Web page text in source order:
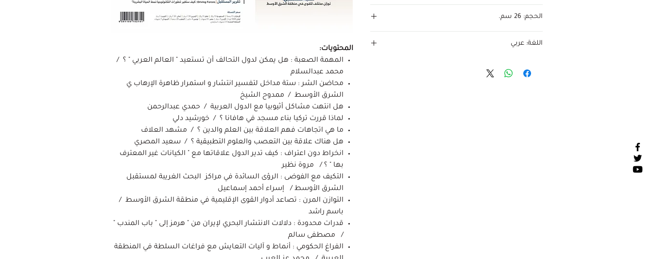
المحتويات:
المهمة الصعبة : هل يمكن لدول التحالف أن تستعيد " العالم العربي " ؟ /
محمد عبدالسلام
محاضن الشر : ستة مداخل لتفسير انتشار و استمرار ظاهرة الإرهاب ي
الشرق الأوسط / ممدوح الشيخ
هل انتهت مشاكل أثيوبيا مع الدول العربية / حمدي عبدالرحمن
لماذا قررت تركيا بناء مسجد في هافانا ؟ / خورشيد دلي
ما هي اتجاهات فهم العلاقة بين العلم والدين ؟ / مشهد العلاف
هل هناك علاقة بين التعصب والعلوم التطبيقية ؟ / سعيد المصري
انخراط دون اعتراف : كيف تدير الدول علاقاتها مع " الكيانات غير المعترف
بها " ؟ / مروة نظير
التكيف مع الفوضى : الرؤى السائدة في مراكز البحث الغريبة لمستقبل
الشرق الأوسط / إسراء أحمد إسماعيل
التوازن المرن : تصاعد أدوار القوى الإقليمية في منطقة الشرق الأوسط /
باسم راشد
قدرات محدودة : دلالات الانتشار البحري لإيران من " هرمز إلى " باب المندب "
/ مصطفى سالم
الفراغ الحكومي : أنماط و آليات التعايش مع فراغات السلطة في المنطقة
تقرير المستقبل
الحجم: 26 سم.
اللغة: عربي